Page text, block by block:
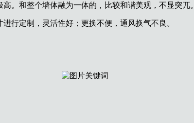
。和整个墙体融为一体的，比较和谐美观，不显突兀
行定制，灵活性好；更换不便，通风换气不良。